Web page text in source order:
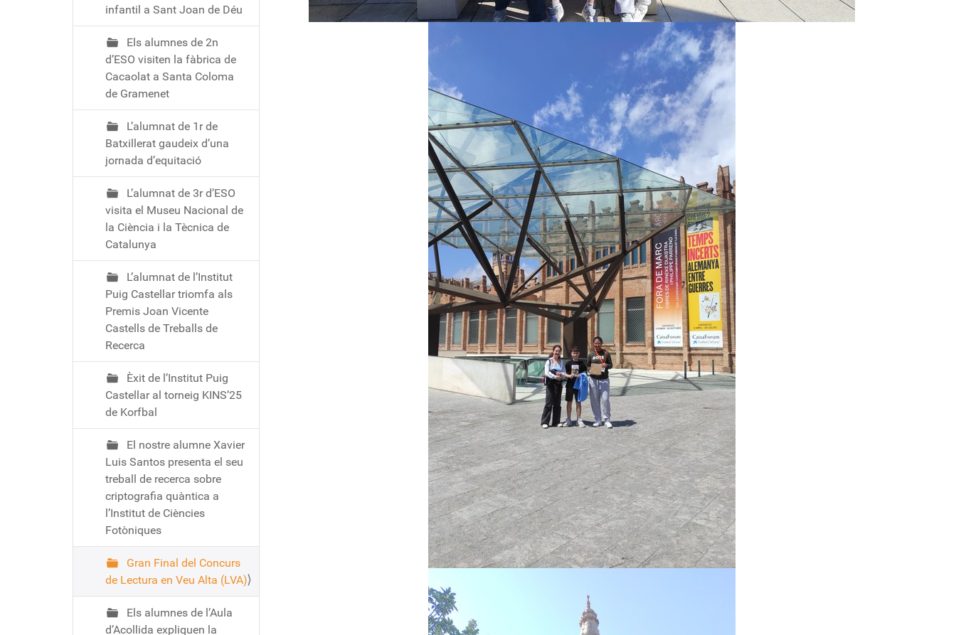
infantil a Sant Joan de Déu
Els alumnes de 2n
d’ESO visiten la fàbrica de
Cacaolat a Santa Coloma
de Gramenet
L’alumnat de 1r de
Batxillerat gaudeix d’una
jornada d’equitació
L’alumnat de 3r d’ESO
visita el Museu Nacional de
la Ciència i la Tècnica de
Catalunya
L’alumnat de l’Institut
Puig Castellar triomfa als
Premis Joan Vicente
Castells de Treballs de
Recerca
Èxit de l’Institut Puig
Castellar al torneig KINS’25
de Korfbal
El nostre alumne Xavier
Luis Santos presenta el seu
treball de recerca sobre
criptografia quàntica a
l’Institut de Ciències
Fotòniques
Gran Final del Concurs
de Lectura en Veu Alta (LVA)
Els alumnes de l’Aula
d’Acollida expliquen la